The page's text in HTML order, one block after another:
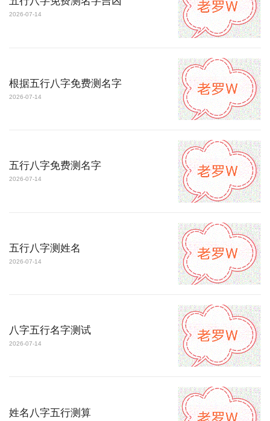
2026-07-14
根据五行八字免费测名字
2026-07-14
五行八字免费测名字
2026-07-14
五行八字测姓名
2026-07-14
八字五行名字测试
2026-07-14
姓名八字五行测算